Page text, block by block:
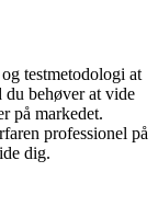
testmetodologi at
behøver at vide
på markedet.
professionel på
dig.